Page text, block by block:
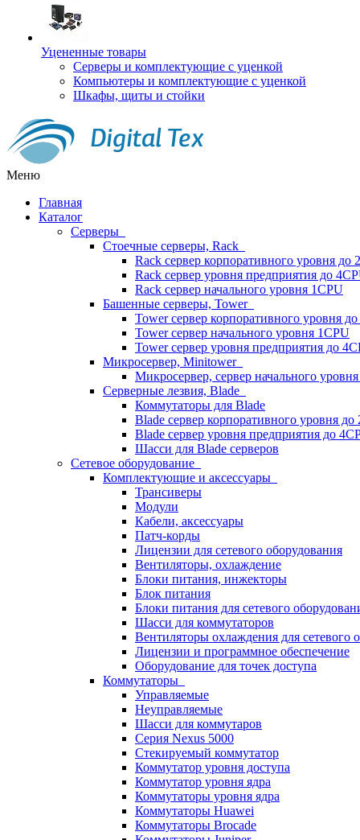
Уцененные товары
Серверы и комплектующие с уценкой
Компьютеры и комплектующие с уценкой
Шкафы, щиты и стойки
Меню
Главная
Каталог
Серверы
Стоечные серверы, Rack
Rack сервер корпоративного уровня до
Rack сервер уровня предприятия до
Rack сервер начального уровня 1CPU
Башенные серверы, Tower
Tower сервер корпоративного уровня
Tower сервер начального уровня 1CPU
Tower сервер уровня предприятия до
Микросервер, Minitower
Микросервер, сервер начального
Серверные лезвия, Blade
Коммутаторы для Blade
Blade сервер корпоративного уровня до
Blade сервер уровня предприятия до
Шасси для Blade серверов
Сетевое оборудование
Комплектующие и аксессуары
Трансиверы
Модули
Кабели, аксессуары
Патч-корды
Лицензии для сетевого оборудования
Вентиляторы, охлаждение
Блоки питания, инжекторы
Блок питания
Блоки питания для сетевого
Шасси для коммутаторов
Вентиляторы охлаждения для сетевого
Лицензии и программное обеспечение
Оборудование для точек доступа
Коммутаторы
Управляемые
Неуправляемые
Шасси для коммутаров
Серия Nexus 5000
Стекируемый коммутатор
Коммутатор уровня доступа
Коммутатор уровня ядра
Коммутаторы уровня ядра
Коммутаторы Huawei
Коммутаторы Brocade